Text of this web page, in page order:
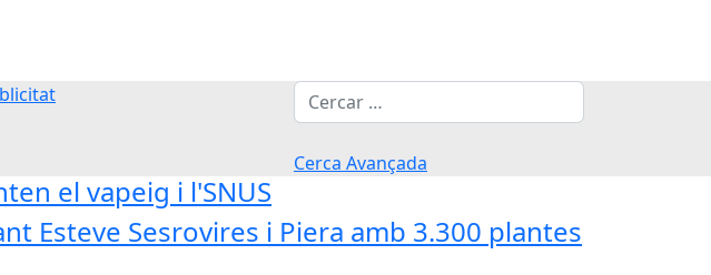
Cerca
Cerca Avançada
el vapeig i l'SNUS
Esteve Sesrovires i Piera amb 3.300 plantes